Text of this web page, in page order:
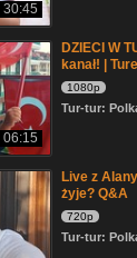
30:45
06:15
DZIECI W
kanał! |
1080p
Tur-tur:
Live z
żyje? Q&A
720p
Tur-tur: